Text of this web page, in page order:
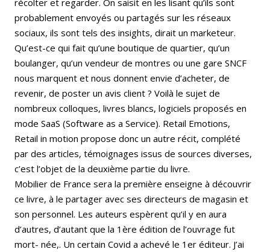
probablement envoyés ou partagés sur les réseaux
sociaux, ils sont tels des insights, dirait un marketeur.
Qu’est-ce qui fait qu’une boutique de quartier, qu’un
boulanger, qu’un vendeur de montres ou une gare SNCF
nous marquent et nous donnent envie d’acheter, de
revenir, de poster un avis client ? Voilà le sujet de
nombreux colloques, livres blancs, logiciels proposés en
mode SaaS (Software as a Service). Retail Emotions,
Retail in motion propose donc un autre récit, complété
par des articles, témoignages issus de sources diverses,
c’est l’objet de la deuxième partie du livre.
Mobilier de France sera la première enseigne à découvrir
ce livre, à le partager avec ses directeurs de magasin et
son personnel. Les auteurs espèrent qu’il y en aura
d’autres, d’autant que la 1ère édition de l’ouvrage fut
mort- née,. Un certain Covid a achevé le 1er éditeur. J’ai